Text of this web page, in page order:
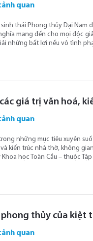
quan
sinh thái Phong thủy Đại Nam
mang đến cho mọi độc
những bất lợi nếu vô tình
giá trị văn hoá,
quan
những mục tiêu xuyên
kiến trúc nhà thờ, không
học Toàn Cầu – thuộc
phong thủy của kiệt
quan